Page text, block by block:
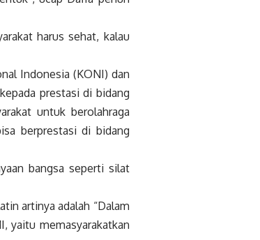
harus sehat, kalau
Indonesia (KONI) dan
prestasi di bidang
untuk berolahraga
berprestasi di bidang
bangsa seperti silat
artinya adalah “Dalam
yaitu memasyarakatkan